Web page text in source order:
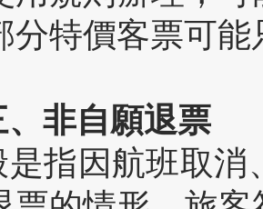
分特價客票可
、非自願退票
是指因航班取消